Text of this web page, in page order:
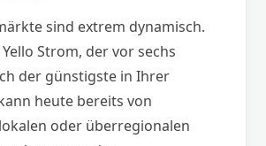
sind extrem dynamisch.
Strom, der vor sechs
der günstigste in Ihrer
heute bereits von
oder überregionalen